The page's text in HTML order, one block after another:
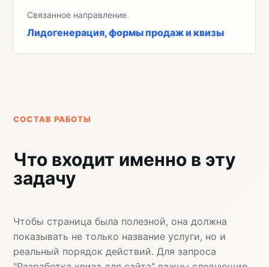
Связанное направление
Лидогенерация, формы продаж и квизы
СОСТАВ РАБОТЫ
Что входит именно в эту
задачу
Чтобы страница была полезной, она должна
показывать не только название услуги, но и
реальный порядок действий. Для запроса